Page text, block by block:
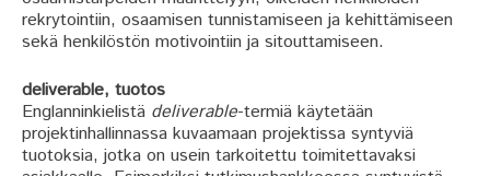
rekrytointiin, osaamisen tunnistamiseen ja kehittämiseen
sekä henkilöstön motivointiin ja sitouttamiseen.
deliverable, tuotos
Englanninkielistä deliverable-termiä käytetään
projektinhallinnassa kuvaamaan projektissa syntyviä
tuotoksia, jotka on usein tarkoitettu toimitettavaksi